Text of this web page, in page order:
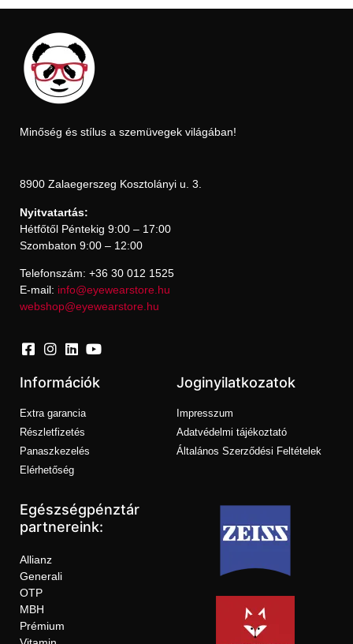
Minőség és stílus a szemüvegek világában!
8900 Zalaegerszeg Kosztolányi u. 3.
Nyitvatartás:
Hétfőtől Péntekig 9:00 – 17:00
Szombaton 9:00 – 12:00
Telefonszám: +36 30 012 1525
E-mail: info@eyewearstore.hu
webshop@eyewearstore.hu
Információk
Extra garancia
Részletfizetés
Panaszkezelés
Elérhetőség
Joginyilatkozatok
Impresszum
Adatvédelmi tájékoztató
Általános Szerződési Feltételek
Egészségpénztár
partnereink:
Allianz
Generali
OTP
MBH
Prémium